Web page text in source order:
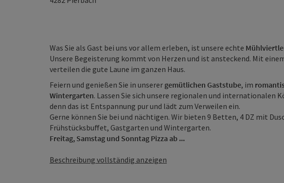
Was Sie als Gast bei uns vor allem erleben, ist unsere echte
Unsere Begeisterung kommt von Herzen und ist ansteckend. Mit
verteilen die gute Laune im ganzen Haus.
Feiern und genießen Sie in unserer gemütlichen Gaststube, im
Wintergarten. Lassen Sie sich unsere regionalen und internationalen
denn das ist Entspannung pur und lädt zum Verweilen ein.
Gerne können Sie bei und nächtigen. Wir bieten 9 Betten, 4 DZ mit
Frühstücksbuffet, Gastgarten und Wintergarten.
Freitag, Samstag und Sonntag Pizza ab ...
Beschreibung vollständig anzeigen